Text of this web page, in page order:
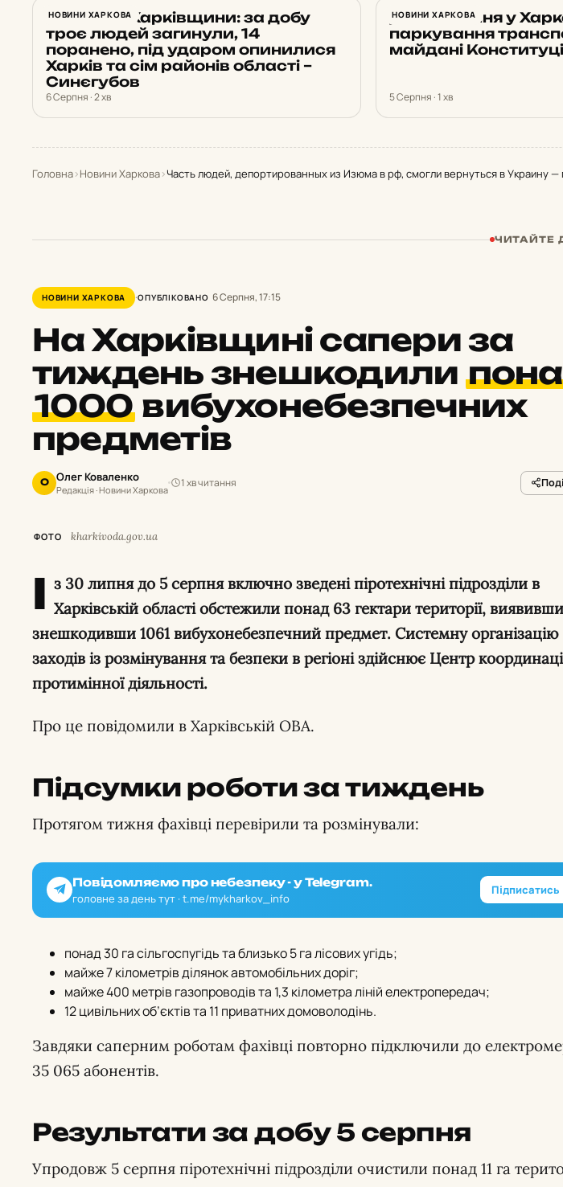
НОВИНИ ХАРКОВА
Обстріли Харківщини: за добу
троє людей загинули, 14
поранено, під ударом опинилися
Харків та сім районів області –
Синєгубов
6 Серпня · 2 хв
НОВИНИ ХАРКОВА
До 10 серпня у
паркування
майдані
5 Серпня · 1 хв
Головна›Новини Харкова›Часть людей, депортированных из Изюма в рф, смогли вернуться в Украину —
ЧИТАЙТЕ
НОВИНИ ХАРКОВА ОПУБЛІКОВАНО 6 Серпня, 17:15
На Харківщині сапери за
тиждень знешкодили
1000 вибухонебезпечних
предметів
О Олег Коваленко
Редакція · Новини Харкова
1 хв читання
ФОТО kharkivoda.gov.ua
І з 30 липня до 5 серпня включно зведені піротехнічні підрозділи в
Харківській області обстежили понад 63 гектари території,
знешкодивши 1061 вибухонебезпечний предмет. Системну організацію
заходів із розмінування та безпеки в регіоні здійснює Центр
протимінної діяльності.
Про це повідомили в Харківській ОВА.
Підсумки роботи за тиждень
Протягом тижня фахівці перевірили та розмінували:
Повідомляємо про небезпеку - у Telegram.
головне за день тут · t.me/mykharkov_info
Підписатись
понад 30 га сільгоспугідь та близько 5 га лісових угідь;
майже 7 кілометрів ділянок автомобільних доріг;
майже 400 метрів газопроводів та 1,3 кілометра ліній електропередач;
12 цивільних об’єктів та 11 приватних домоволодінь.
Завдяки саперним роботам фахівці повторно підключили до
35 065 абонентів.
Результати за добу 5 серпня
Упродовж 5 серпня піротехнічні підрозділи очистили понад 11 га